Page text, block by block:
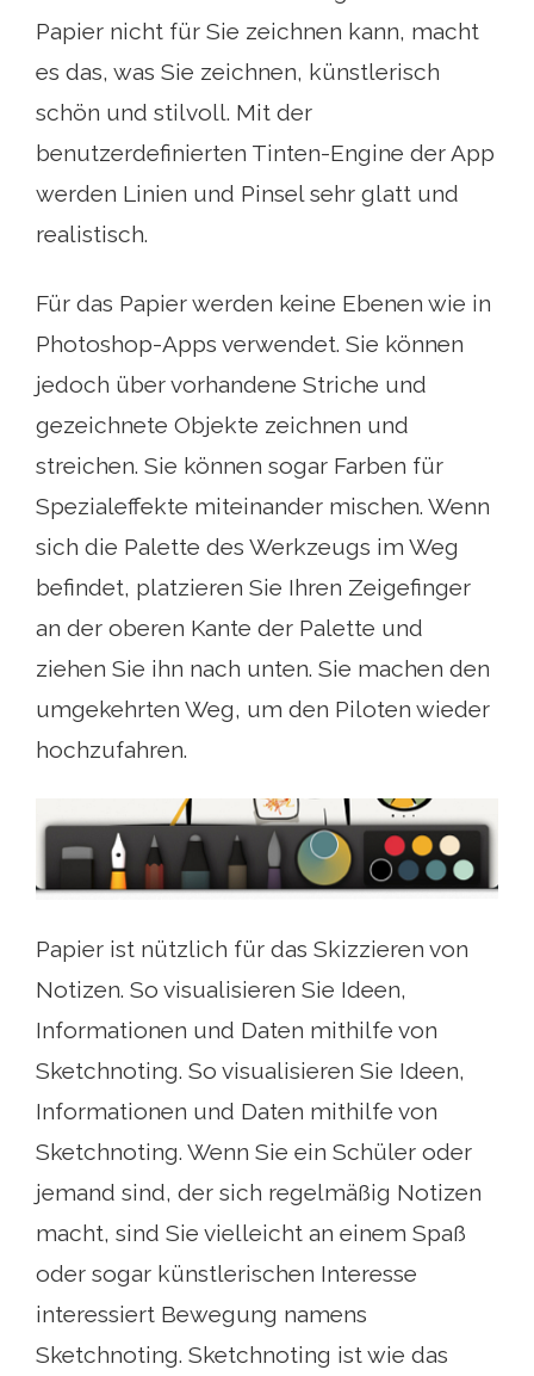
Papier nicht für Sie zeichnen kann, macht
es das, was Sie zeichnen, künstlerisch
schön und stilvoll. Mit der
benutzerdefinierten Tinten-Engine der App
werden Linien und Pinsel sehr glatt und
realistisch.
Für das Papier werden keine Ebenen wie in
Photoshop-Apps verwendet. Sie können
jedoch über vorhandene Striche und
gezeichnete Objekte zeichnen und
streichen. Sie können sogar Farben für
Spezialeffekte miteinander mischen. Wenn
sich die Palette des Werkzeugs im Weg
befindet, platzieren Sie Ihren Zeigefinger
an der oberen Kante der Palette und
ziehen Sie ihn nach unten. Sie machen den
umgekehrten Weg, um den Piloten wieder
hochzufahren.
Papier ist nützlich für das Skizzieren von
Notizen. So visualisieren Sie Ideen,
Informationen und Daten mithilfe von
Sketchnoting. So visualisieren Sie Ideen,
Informationen und Daten mithilfe von
Sketchnoting. Wenn Sie ein Schüler oder
jemand sind, der sich regelmäßig Notizen
macht, sind Sie vielleicht an einem Spaß
oder sogar künstlerischen Interesse
interessiert Bewegung namens
Sketchnoting. Sketchnoting ist wie das